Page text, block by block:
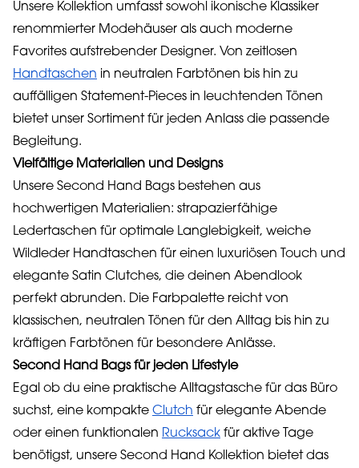
Unsere Kollektion umfasst sowohl ikonische Klassiker
renommierter Modehäuser als auch moderne
Favorites aufstrebender Designer. Von zeitlosen
Handtaschen in neutralen Farbtönen bis hin zu
auffälligen Statement-Pieces in leuchtenden Tönen
bietet unser Sortiment für jeden Anlass die passende
Begleitung.
Vielfältige Materialien und Designs
Unsere Second Hand Bags bestehen aus
hochwertigen Materialien: strapazierfähige
Ledertaschen für optimale Langlebigkeit, weiche
Wildleder Handtaschen für einen luxuriösen Touch und
elegante Satin Clutches, die deinen Abendlook
perfekt abrunden. Die Farbpalette reicht von
klassischen, neutralen Tönen für den Alltag bis hin zu
kräftigen Farbtönen für besondere Anlässe.
Second Hand Bags für jeden Lifestyle
Egal ob du eine praktische Alltagstasche für das Büro
suchst, eine kompakte Clutch für elegante Abende
oder einen funktionalen Rucksack für aktive Tage
benötigst, unsere Second Hand Kollektion bietet das